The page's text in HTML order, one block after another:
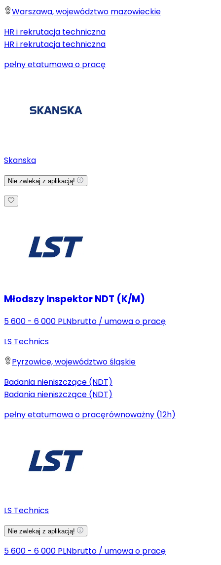
Warszawa, województwo mazowieckie
HR i rekrutacja techniczna
HR i rekrutacja techniczna
pełny etatumowa o pracę
Skanska
Nie zwlekaj z aplikacją!
Młodszy Inspektor NDT (K/M)
5 600 - 6 000 PLNbrutto / umowa o pracę
LS Technics
Pyrzowice, województwo śląskie
Badania nieniszczące (NDT)
Badania nieniszczące (NDT)
pełny etatumowa o pracęrównoważny (12h)
LS Technics
Nie zwlekaj z aplikacją!
5 600 - 6 000 PLNbrutto / umowa o pracę